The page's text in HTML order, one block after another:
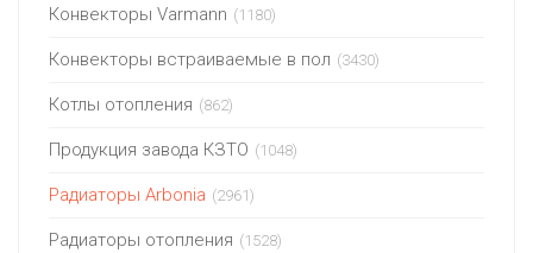
Конвекторы Varmann (1180)
Конвекторы встраиваемые в пол (3430)
Котлы отопления (862)
Продукция завода КЗТО (1048)
Радиаторы Arbonia (2961)
Радиаторы отопления (1528)